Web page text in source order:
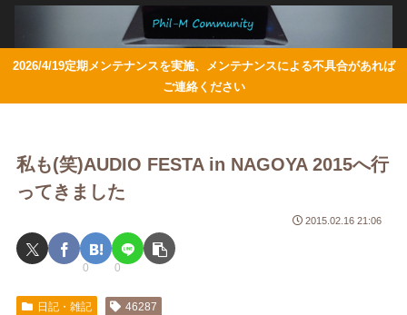
2026/4/19定期メンテナンスを実施、メンテナンスによる不具合があれば
ご連絡ください
私も(笑)AUDIO FESTA in NAGOYA 2015へ行
ってきました
2015.02.16 21:06
0 0
日記・雑記 46287